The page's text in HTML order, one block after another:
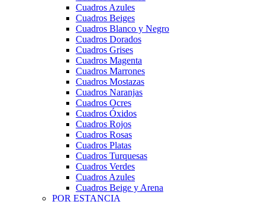
Cuadros Azules
Cuadros Beiges
Cuadros Blanco y Negro
Cuadros Dorados
Cuadros Grises
Cuadros Magenta
Cuadros Marrones
Cuadros Mostazas
Cuadros Naranjas
Cuadros Ocres
Cuadros Óxidos
Cuadros Rojos
Cuadros Rosas
Cuadros Platas
Cuadros Turquesas
Cuadros Verdes
Cuadros Azules
Cuadros Beige y Arena
POR ESTANCIA